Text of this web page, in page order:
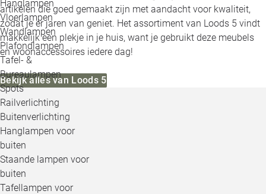
Hanglampen
Vloerlampen
Wandlampen
Plafondlampen
Tafel- &
Bureaulampen
Spots
Railverlichting
Buitenverlichting
Hanglampen voor
buiten
Staande lampen voor
buiten
Tafellampen voor
artikelen die goed gemaakt zijn met aandacht voor kwaliteit,
zodat je er jaren van geniet. Het assortiment van Loods 5 vindt
makkelijk een plekje in je huis, want je gebruikt deze meubels
en woonaccessoires iedere dag!
Bekijk alles van Loods 5